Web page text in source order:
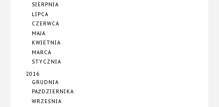
SIERPNIA
LIPCA
CZERWCA
MAJA
KWIETNIA
MARCA
STYCZNIA
2016
GRUDNIA
PAŹDZIERNIKA
WRZEŚNIA